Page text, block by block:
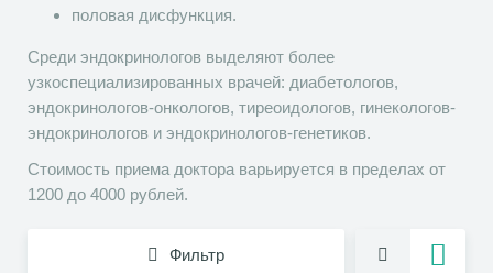
половая дисфункция.
Среди эндокринологов выделяют более
узкоспециализированных врачей: диабетологов,
эндокринологов-онкологов, тиреоидологов, гинекологов-
эндокринологов и эндокринологов-генетиков.
Стоимость приема доктора варьируется в пределах от
1200 до 4000 рублей.
Фильтр